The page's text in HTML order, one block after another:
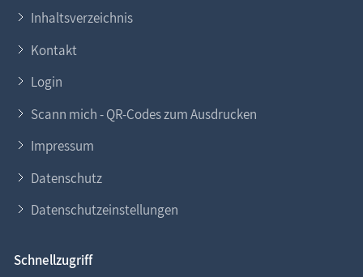
Inhaltsverzeichnis
Kontakt
Login
Scann mich - QR-Codes zum Ausdrucken
Impressum
Datenschutz
Datenschutzeinstellungen
Schnellzugriff